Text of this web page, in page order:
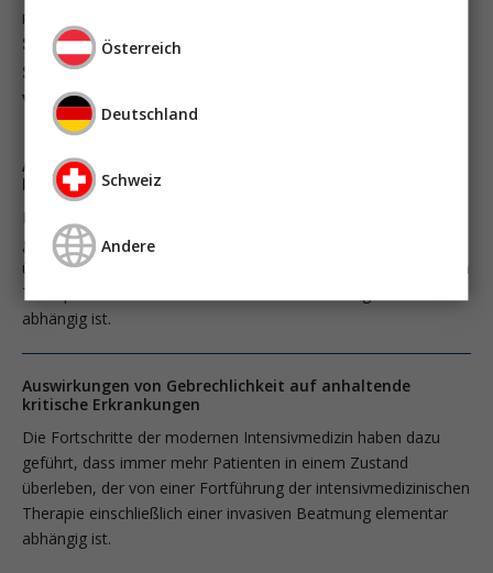
pisces-studie
schluckstörung
septischer schock
vasopressortherapie
Auswirkungen von Gebrechlichkeit auf anhaltende
kritische Erkrankungen
Die Fortschritte der modernen Intensivmedizin haben dazu
geführt, dass immer mehr Patienten in einem Zustand
überleben, der von einer Fortführung der intensivmedizinischen
Therapie einschließlich einer invasiven Beatmung elementar
abhängig ist.
Auswirkungen von Gebrechlichkeit auf anhaltende
kritische Erkrankungen
Die Fortschritte der modernen Intensivmedizin haben dazu
geführt, dass immer mehr Patienten in einem Zustand
überleben, der von einer Fortführung der intensivmedizinischen
Therapie einschließlich einer invasiven Beatmung elementar
abhängig ist.
Österreich
Deutschland
Schweiz
Andere